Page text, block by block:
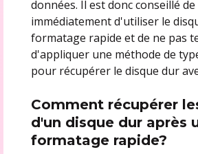
données. Il est donc conseillé de
immédiatement d'utiliser le
formatage rapide et de ne pas
d'appliquer une méthode de
pour récupérer le disque dur
Comment récupérer
d'un disque dur après
formatage rapide?